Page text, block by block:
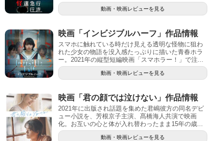
動画・映画レビューを見る
映画「インビジブルハーフ」作品情報
スマホに触れている時だけ見える透明な怪物に狙わ
れた少女の物語を没入感たっぷりに描いた青春ホラ
ー。2021年の縦型短編映画「スマホラー！」で注...
動画・映画レビューを見る
映画「君の顔では泣けない」作品情報
2021年に出版され話題を集めた君嶋彼方の同名デビ
ュー小説を、芳根京子主演、髙橋海人共演で映画
化。お互いの心と体が入れ替わったまま15年の歳...
動画・映画レビューを見る